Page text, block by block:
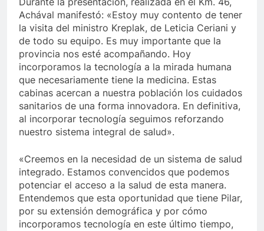
Achával manifestó: «Estoy muy contento de tener
la visita del ministro Kreplak, de Leticia Ceriani y
de todo su equipo. Es muy importante que la
provincia nos esté acompañando. Hoy
incorporamos la tecnología a la mirada humana
que necesariamente tiene la medicina. Estas
cabinas acercan a nuestra población los cuidados
sanitarios de una forma innovadora. En definitiva,
al incorporar tecnología seguimos reforzando
nuestro sistema integral de salud».
«Creemos en la necesidad de un sistema de salud
integrado. Estamos convencidos que podemos
potenciar el acceso a la salud de esta manera.
Entendemos que esta oportunidad que tiene Pilar,
por su extensión demográfica y por cómo
incorporamos tecnología en este último tiempo,